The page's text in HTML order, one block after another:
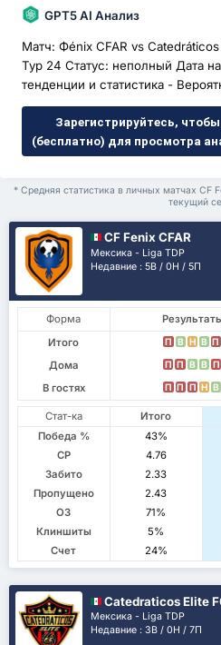
GPT5 AI Анализ
Матч: Фénix CFAR vs
Тур 24 Статус: неполный Дата
тенденции и статистика -
Зарегистрируйтесь,
(бесплатно) для просмотра
* Средняя статистика в личных матчах CF
текущий
CF Fenix CFAR
Мексика - Liga TDP
Недавние : 5В / 0Н / 5П
Форма
Итого
П В Н В П
Дома П П В В П
В гостях П П П Н В
Стат-ка Итого
Победа %
43%
СР
4.76
Забито
2.33
Пропущено
2.43
ОЗ
71%
Клиншиты
5%
Счет
24%
Catedraticos Elite
Мексика - Liga TDP
Недавние : 3В / 0Н / 7П